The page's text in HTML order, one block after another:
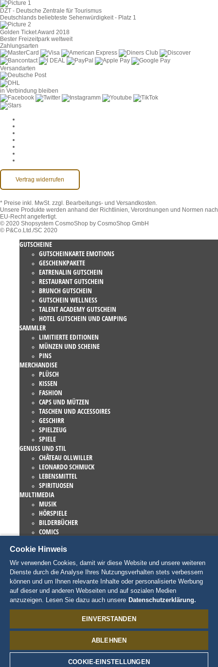
DZT - Deutsche Zentrale für Tourismus
Deutschlands beliebteste Sehenwürdigkeit - Platz 1
Golden Ticket Award 2018
Bester Freizeitpark weltweit
Zahlungsarten
Versandarten
in Verbindung bleiben
Vertrag widerrufen
* Preise inkl. MwSt. zzgl. Bearbeitungs- und Versandkosten.
Unsere Produkte werden anhand der Richtlinien, Verordnungen und Normen nach
EU-Recht angefertigt.
© 2020 Shopsystem CosmoShop by CosmoShop GmbH
© P&Co.Ltd./SC 2020
GUTSCHEINE
GUTSCHEINKARTE EMOTIONS
GESCHENKPAKETE
EATRENALIN GUTSCHEIN
RESTAURANT GUTSCHEIN
BRUNCH GUTSCHEIN
GUTSCHEIN WELLNESS
TALENT ACADEMY GUTSCHEIN
HOTEL GUTSCHEIN UND CAMPING
SAMMLER
LIMITIERTE EDITIONEN
MÜNZEN UND SCHEINE
PINS
MERCHANDISE
PLÜSCH
KISSEN
FASHION
CAPS UND MÜTZEN
TASCHEN UND ACCESSOIRES
GESCHIRR
SPIELZEUG
SPIELE
GENUSS UND STIL
CHÂTEAU OLLWILLER
LEONARDO SCHMUCK
LEBENSMITTEL
SPIRITUOSEN
MULTIMEDIA
MUSIK
HÖRSPIELE
BILDERBÜCHER
COMICS
EUROPA-PARK BÜCHER
GAMES UND FILME
KOLLEKTIONEN
EUROPA-PARK ATTRAKTIONEN
TRAUMATICA – FESTIVAL OF FEAR
LIEBHABERSTÜCKE
TALENT ACADEMY
CHARAKTERE
ED EUROMAUS
EDDA EUROMAUSI
Cookie Hinweis
Wir verwenden Cookies, damit wir diese Website und unsere weiteren
Dienste durch die Analyse Ihres Nutzungsverhalten stets verbessern
können und um Ihnen relevante Inhalte oder personalisierte Werbung
auf dieser und anderen Webseiten und auf sozialen Medien
anzuzeigen. Lesen Sie dazu auch unsere Datenschutzerklärung.
EINVERSTANDEN
ABLEHNEN
COOKIE-EINSTELLUNGEN